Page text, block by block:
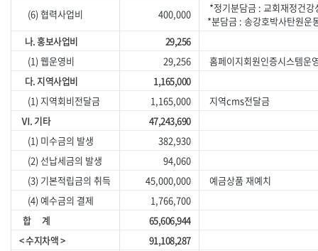
(6) 협력사업비
400,000
*정기분담금 : 교회재정건
*분담금 : 송강호박사탄원운
나. 홍보사업비
29,256
(1) 웹운영비
29,256
홈페이지회원인증시스템운
다. 지역사업비
1,165,000
(1) 지역회비전달금
1,165,000
지역cms전달금
Ⅵ. 기타
47,243,690
(1) 미수금의 발생
382,930
(2) 선납세금의 발생
94,060
(3) 기본적립금의 취득
45,000,000
예금상품 재예치
(4) 예수금의 결제
1,766,700
합 계
65,606,944
< 수지차액 >
91,108,287